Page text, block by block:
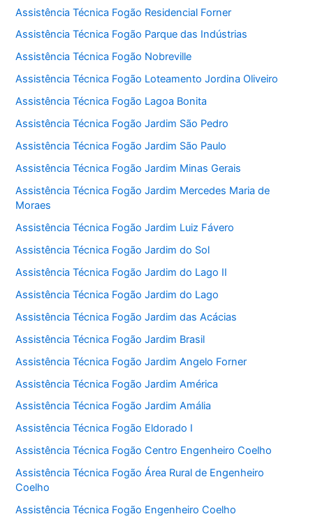
Assistência Técnica Fogão Residencial Forner
Assistência Técnica Fogão Parque das Indústrias
Assistência Técnica Fogão Nobreville
Assistência Técnica Fogão Loteamento Jordina Oliveiro
Assistência Técnica Fogão Lagoa Bonita
Assistência Técnica Fogão Jardim São Pedro
Assistência Técnica Fogão Jardim São Paulo
Assistência Técnica Fogão Jardim Minas Gerais
Assistência Técnica Fogão Jardim Mercedes Maria de
Moraes
Assistência Técnica Fogão Jardim Luiz Fávero
Assistência Técnica Fogão Jardim do Sol
Assistência Técnica Fogão Jardim do Lago II
Assistência Técnica Fogão Jardim do Lago
Assistência Técnica Fogão Jardim das Acácias
Assistência Técnica Fogão Jardim Brasil
Assistência Técnica Fogão Jardim Angelo Forner
Assistência Técnica Fogão Jardim América
Assistência Técnica Fogão Jardim Amália
Assistência Técnica Fogão Eldorado I
Assistência Técnica Fogão Centro Engenheiro Coelho
Assistência Técnica Fogão Área Rural de Engenheiro
Coelho
Assistência Técnica Fogão Engenheiro Coelho